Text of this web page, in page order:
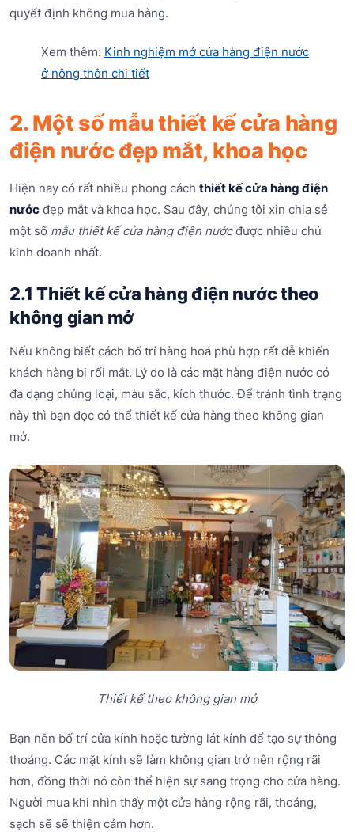
quyết định không mua hàng.
Xem thêm: Kinh nghiệm mở cửa hàng điện nước
ở nông thôn chi tiết
2. Một số mẫu thiết kế cửa hàng
điện nước đẹp mắt, khoa học
Hiện nay có rất nhiều phong cách thiết kế cửa hàng điện
nước đẹp mắt và khoa học. Sau đây, chúng tôi xin chia sẻ
một số mẫu thiết kế cửa hàng điện nướcđược nhiều chủ
kinh doanh nhất.
2.1 Thiết kế cửa hàng điện nước theo
không gian mở
Nếu không biết cách bố trí hàng hoá phù hợp rất dễ khiến
khách hàng bị rối mắt. Lý do là các mặt hàng điện nước có
đa dạng chủng loại, màu sắc, kích thước. Để tránh tình trạng
này thì bạn đọc có thể thiết kế cửa hàng theo không gian
mở.
Thiết kế theo không gian mở
Bạn nên bố trí cửa kính hoặc tường lát kính để tạo sự thông
thoáng. Các mặt kính sẽ làm không gian trở nên rộng rãi
hơn, đồng thời nó còn thể hiện sự sang trọng cho cửa hàng.
Người mua khi nhìn thấy một cửa hàng rộng rãi, thoáng,
sạch sẽ sẽ thiện cảm hơn.